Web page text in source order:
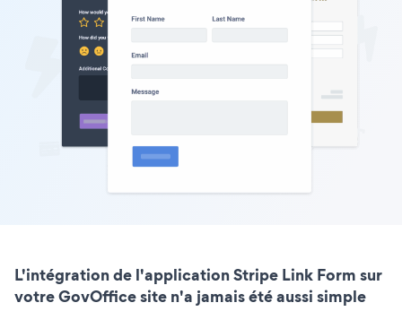
L'intégration de l'application Stripe Link Form sur
votre GovOffice site n'a jamais été aussi simple